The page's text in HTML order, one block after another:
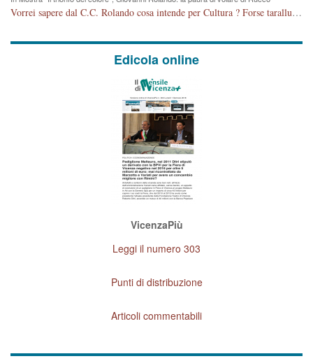
Vorrei sapere dal C.C. Rolando cosa intende per Cultura ? Forse tarallucci, vino e sagre, o spaghetti tricolori del PD ? Il continuo (s)parlare della mostra a Palazzo Chiericati caro consigliere DANNEGGIA FORTEMENTE l'immagine della città TUTTA e fa deviare i consensi che in RUSSIA (badi bene ex U.R.S.S.) sono ECCELLENTI. A livello artistico l'evento è di alta Valenza culturale, COMPITO di Tutta la Cittadinanza fare il possibile per propagandare l'iniziativa senza farne UN CASO PARTITICO come fa Lei da sempre. Meno Gazebo + Partecipazione! E così sia. Amen.
Edicola online
VicenzaPiù
Leggi il numero 303
Punti di distribuzione
Articoli commentabili